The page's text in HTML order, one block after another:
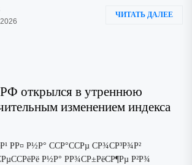
ЧИТАТЬ ДАЛЕЕ
открылся в утреннюю
изменением индекса
РР¤ Р½Р° ССР°ССРµ СР¾СР³Р¾Р²
Р½Р° РР¾СР±РёСР¶Рµ Р²Р¾